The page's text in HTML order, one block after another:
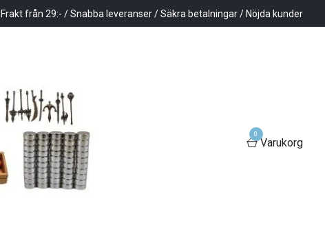
Frakt från 29:- / Snabba leveranser / Säkra betalningar / Nöjda kunder
0
Varukorg